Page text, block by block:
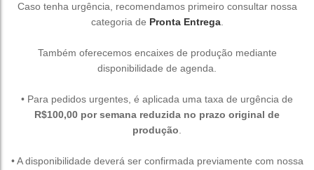
Caso tenha urgência, recomendamos primeiro consultar nossa
categoria de Pronta Entrega.
Também oferecemos encaixes de produção mediante
disponibilidade de agenda.
• Para pedidos urgentes, é aplicada uma taxa de urgência de
R$100,00 por semana reduzida no prazo original de
produção
• A disponibilidade deverá ser confirmada previamente com nossa